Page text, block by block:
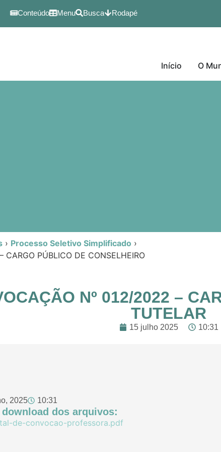
Conteúdo Menu Busca Rodapé
Início O
› Processo Seletivo Simplificado ›
PÚBLICO DE CONSELHEIRO
Nº 012/2022 –
TUTELAR
15 julho 2025 10:31
2025 10:31
download dos arquivos:
de-convocao-professora.pdf